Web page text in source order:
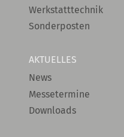
Werkstatttechnik
Sonderposten
AKTUELLES
News
Messetermine
Downloads